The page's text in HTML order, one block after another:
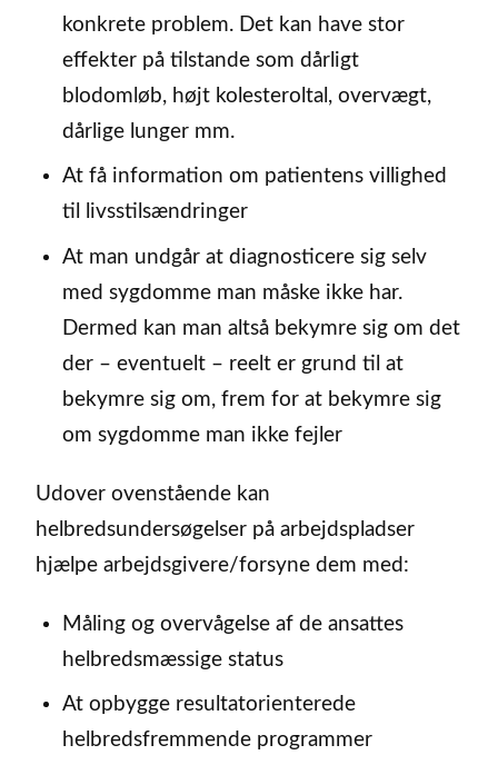
konkrete problem. Det kan have stor
effekter på tilstande som dårligt
blodomløb, højt kolesteroltal, overvægt,
dårlige lunger mm.
At få information om patientens villighed
til livsstilsændringer
At man undgår at diagnosticere sig selv
med sygdomme man måske ikke har.
Dermed kan man altså bekymre sig om det
der – eventuelt – reelt er grund til at
bekymre sig om, frem for at bekymre sig
om sygdomme man ikke fejler
Udover ovenstående kan
helbredsundersøgelser på arbejdspladser
hjælpe arbejdsgivere/forsyne dem med:
Måling og overvågelse af de ansattes
helbredsmæssige status
At opbygge resultatorienterede
helbredsfremmende programmer